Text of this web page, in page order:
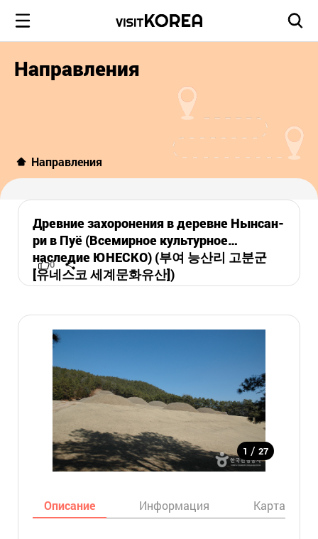
Направления
Направления
Древние захоронения в деревне Нынсан-
ри в Пуё (Всемирное культурное
наследие ЮНЕСКО) (부여 능산리 고분군
[유네스코 세계문화유산])
0
1 / 27
Описание Информация Карта